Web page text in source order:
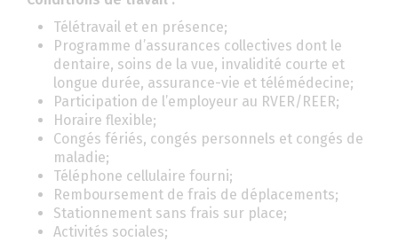
Télétravail et en présence;
Programme d’assurances collectives dont le
dentaire, soins de la vue, invalidité courte et
longue durée, assurance-vie et télémédecine;
Participation de l’employeur au RVER/REER;
Horaire flexible;
Congés fériés, congés personnels et congés de
maladie;
Téléphone cellulaire fourni;
Remboursement de frais de déplacements;
Stationnement sans frais sur place;
Activités sociales;